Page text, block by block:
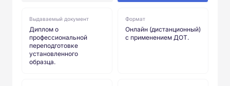
Выдаваемый документ
Диплом о
профессиональной
переподготовке
установленного
образца.
Формат
Онлайн (дистанционный)
с применением ДОТ.